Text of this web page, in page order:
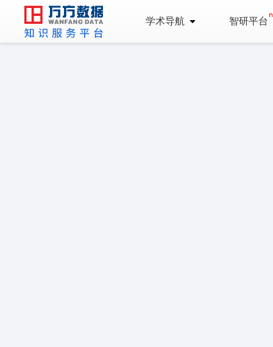
学术导航 智研平台